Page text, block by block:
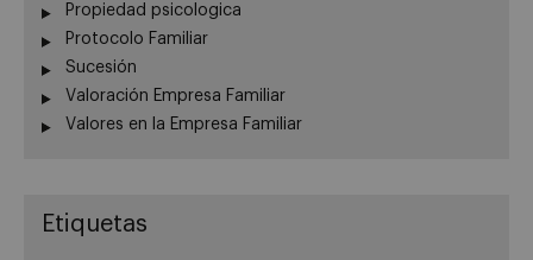
Propiedad psicologica
Protocolo Familiar
Sucesión
Valoración Empresa Familiar
Valores en la Empresa Familiar
Etiquetas